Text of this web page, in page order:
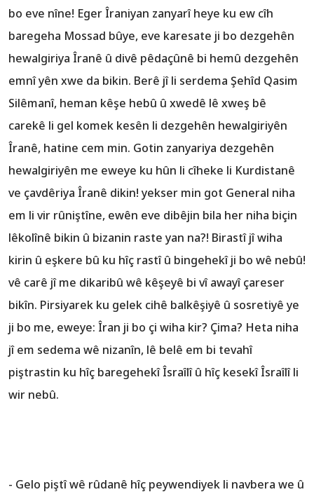
bo eve nîne! Eger Îraniyan zanyarî heye ku ew cîh
baregeha Mossad bûye, eve karesate ji bo dezgehên
hewalgiriya Îranê û divê pêdaçûnê bi hemû dezgehên
emnî yên xwe da bikin. Berê jî li serdema Şehîd Qasim
Silêmanî, heman kêşe hebû û xwedê lê xweş bê
carekê li gel komek kesên li dezgehên hewalgiriyên
Îranê, hatine cem min. Gotin zanyariya dezgehên
hewalgiriyên me eweye ku hûn li cîheke li Kurdistanê
ve çavdêriya Îranê dikin! yekser min got General niha
em li vir rûniştîne, ewên eve dibêjin bila her niha biçin
lêkolînê bikin û bizanin raste yan na?! Birastî jî wiha
kirin û eşkere bû ku hîç rastî û bingehekî ji bo wê nebû!
vê carê jî me dikaribû wê kêşeyê bi vî awayî çareser
bikîn. Pirsiyarek ku gelek cihê balkêşiyê û sosretiyê ye
ji bo me, eweye: Îran ji bo çi wiha kir? Çima? Heta niha
jî em sedema wê nizanîn, lê belê em bi tevahî
piştrastin ku hîç baregehekî Îsraîlî û hîç kesekî Îsraîlî li
wir nebû.
- Gelo piştî wê rûdanê hîç peywendiyek li navbera we û